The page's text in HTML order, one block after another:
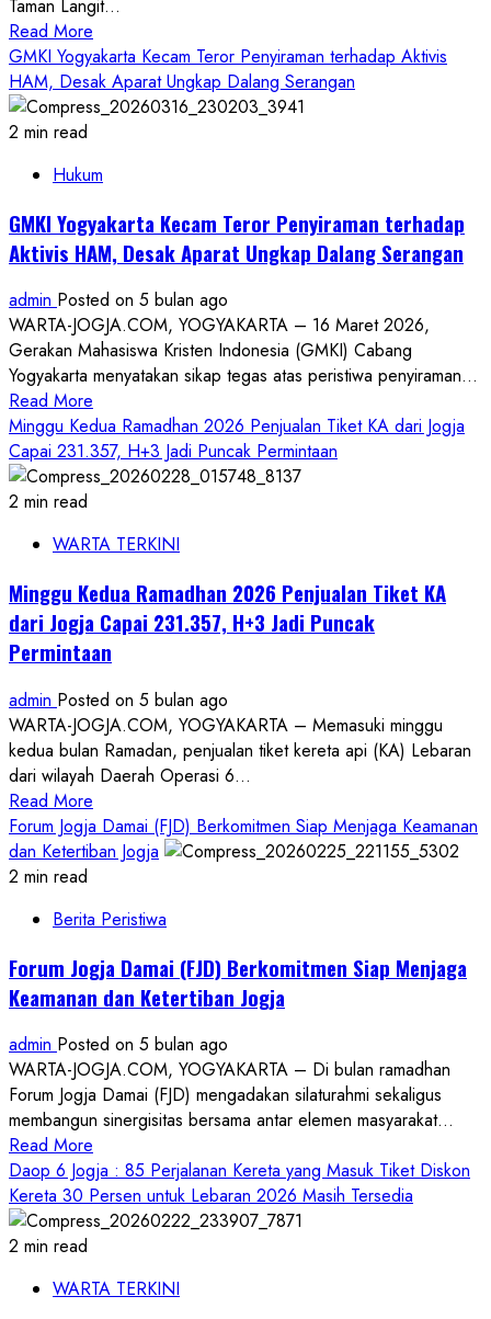
Taman Langit...
Read More
more
about
PERMAINTI
Kolaborasi
Semua
Pihak,
Keamanan
Hadapi
Tantangan
Global
dan
Lokal
GMKI Yogyakarta Kecam Teror Penyiraman terhadap Aktivis
HAM, Desak Aparat Ungkap Dalang Serangan
2 min read
Hukum
GMKI Yogyakarta Kecam Teror Penyiraman terhadap
Aktivis HAM, Desak Aparat Ungkap Dalang Serangan
admin Posted on 5 bulan ago
WARTA-JOGJA.COM, YOGYAKARTA – 16 Maret 2026,
Gerakan Mahasiswa Kristen Indonesia (GMKI) Cabang
Yogyakarta menyatakan sikap tegas atas peristiwa penyiraman...
Read More
more
about
GMKI
Teror
terhadap
Aktivis
HAM,
Aparat
Ungkap
Dalang
Serangan
Minggu Kedua Ramadhan 2026 Penjualan Tiket KA dari Jogja
Capai 231.357, H+3 Jadi Puncak Permintaan
2 min read
WARTA TERKINI
Minggu Kedua Ramadhan 2026 Penjualan Tiket KA
dari Jogja Capai 231.357, H+3 Jadi Puncak
Permintaan
admin Posted on 5 bulan ago
WARTA-JOGJA.COM, YOGYAKARTA – Memasuki minggu
kedua bulan Ramadan, penjualan tiket kereta api (KA) Lebaran
dari wilayah Daerah Operasi 6...
Read More
more
about
Ramadhan
Penjualan
Tiket
dari
Jogja
Capai
231.357,
H+3
Jadi
Puncak
Permintaan
Forum Jogja Damai (FJD) Berkomitmen Siap Menjaga Keamanan
dan Ketertiban Jogja
2 min read
Berita Peristiwa
Forum Jogja Damai (FJD) Berkomitmen Siap Menjaga
Keamanan dan Ketertiban Jogja
admin Posted on 5 bulan ago
WARTA-JOGJA.COM, YOGYAKARTA – Di bulan ramadhan
Forum Jogja Damai (FJD) mengadakan silaturahmi sekaligus
membangun sinergisitas bersama antar elemen masyarakat...
Read More
more
about
Forum
(FJD)
Daop 6 Jogja : 85 Perjalanan Kereta yang Masuk Tiket Diskon
Kereta 30 Persen untuk Lebaran 2026 Masih Tersedia
2 min read
WARTA TERKINI